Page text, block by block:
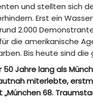
und stellten sich
Erst ein
2.000
die amerikanische
Bis heute sind
Jahre lang als
miterlebte,
68.